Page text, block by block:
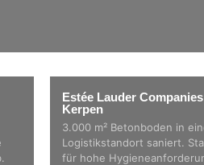
Estée Lauder
Kerpen
3.000 m² Betonboden in
Logistikstandort saniert.
für hohe